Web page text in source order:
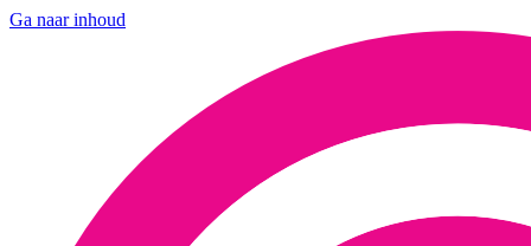
Ga naar inhoud